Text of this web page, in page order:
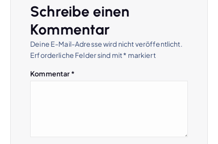
Schreibe einen
Kommentar
Deine E-Mail-Adresse wird nicht veröffentlicht.
Erforderliche Felder sind mit* markiert
Kommentar *